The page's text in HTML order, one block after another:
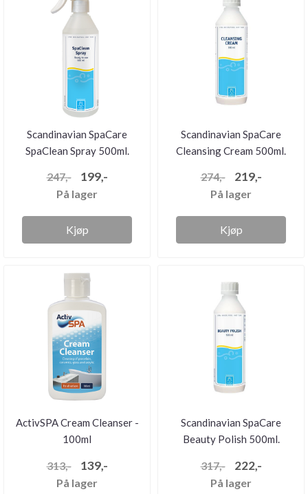
Scandinavian SpaCare
SpaClean Spray 500ml.
247,- 199,-
På lager
Kjøp
Scandinavian SpaCare
Cleansing Cream 500ml.
274,- 219,-
På lager
Kjøp
ActivSPA Cream Cleanser -
100ml
313,- 139,-
På lager
Scandinavian SpaCare
Beauty Polish 500ml.
317,- 222,-
På lager